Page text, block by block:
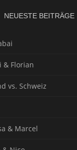
NEUESTE BEITRÄGE
& Florian
vs. Schweiz
& Marcel